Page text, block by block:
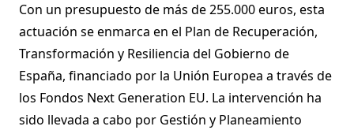
Con un presupuesto de más de 255.000 euros, esta
actuación se enmarca en el Plan de Recuperación,
Transformación y Resiliencia del Gobierno de
España, financiado por la Unión Europea a través de
los Fondos Next Generation EU. La intervención ha
sido llevada a cabo por Gestión y Planeamiento